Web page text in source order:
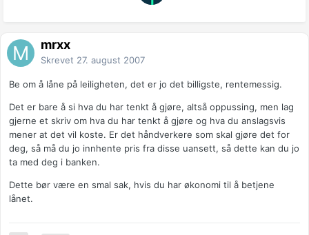
mrxx
Skrevet 27. august 2007
Be om å låne på leiligheten, det er jo det billigste, rentemessig.
Det er bare å si hva du har tenkt å gjøre, altså oppussing, men lag
gjerne et skriv om hva du har tenkt å gjøre og hva du anslagsvis
mener at det vil koste. Er det håndverkere som skal gjøre det for
deg, så må du jo innhente pris fra disse uansett, så dette kan du jo
ta med deg i banken.
Dette bør være en smal sak, hvis du har økonomi til å betjene
lånet.